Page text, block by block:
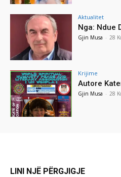
Aktualitet
Nga: Ndue
Gjin Musa - 28
Krijime
Autore
Gjin Musa - 28
LINI NJË PËRGJIGJE